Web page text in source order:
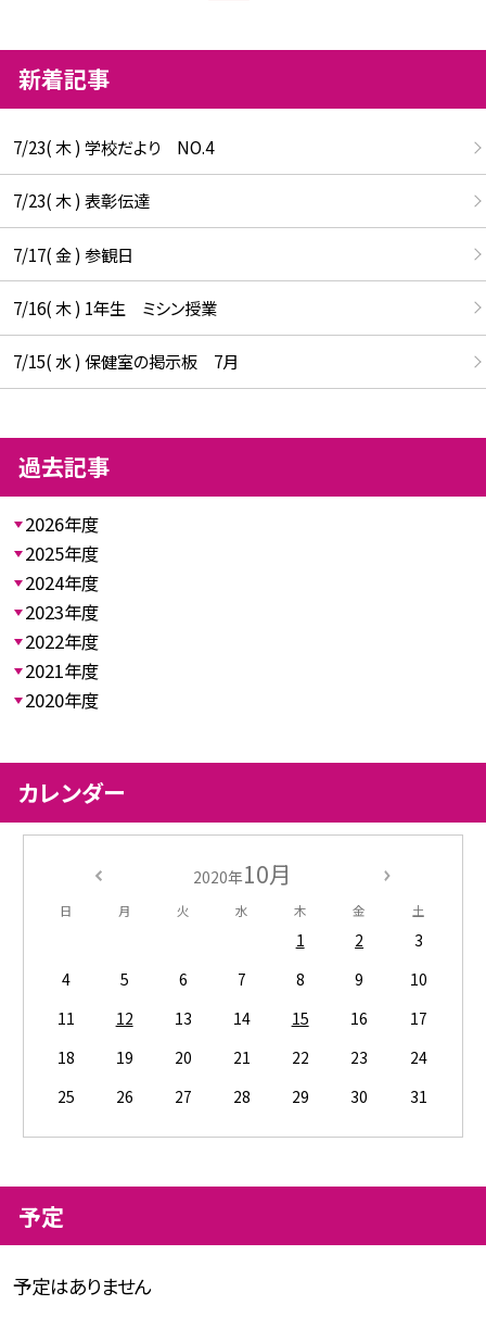
新着記事
7/23( 木 ) 学校だより NO.4
7/23( 木 ) 表彰伝達
7/17( 金 ) 参観日
7/16( 木 ) 1年生 ミシン授業
7/15( 水 ) 保健室の掲示板 7月
過去記事
2026年度
2025年度
2024年度
2023年度
2022年度
2021年度
2020年度
カレンダー
2020年10月
日 月 火 水 木 金 土
1 2
3
4
5 6 7 8 9
10
11
12 13 14 15 16
17
18
19 20 21 22 23
24
25
26 27 28 29 30 31
予定
予定はありません